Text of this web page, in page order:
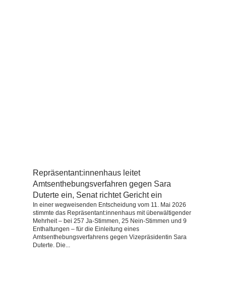
Repräsentant:innenhaus leitet
Amtsenthebungsverfahren gegen Sara
Duterte ein, Senat richtet Gericht ein
In einer wegweisenden Entscheidung vom 11. Mai 2026
stimmte das Repräsentant:innenhaus mit überwältigender
Mehrheit – bei 257 Ja-Stimmen, 25 Nein-Stimmen und 9
Enthaltungen – für die Einleitung eines
Amtsenthebungsverfahrens gegen Vizepräsidentin Sara
Duterte. Die...